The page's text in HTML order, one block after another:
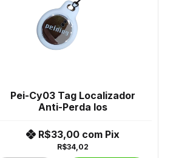
Pei-Cy03 Tag Localizador
Anti-Perda Ios
R$34,02
R$33,00 com Pix